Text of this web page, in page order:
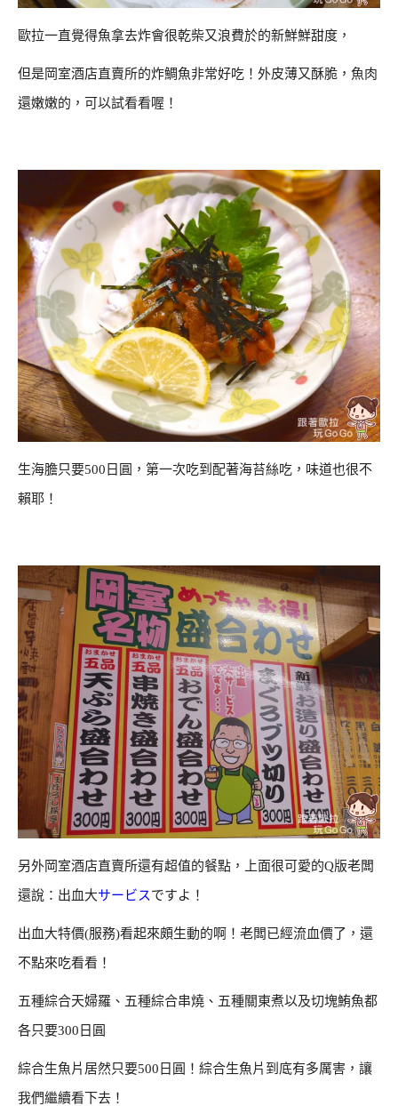
歐拉一直覺得魚拿去炸會很乾柴又浪費於的新鮮鮮甜度，
但是岡室酒店直賣所的炸鯛魚非常好吃！外皮薄又酥脆，魚肉
還嫩嫩的，可以試看看喔！
生海膽只要500日圓，第一次吃到配著海苔絲吃，味道也很不
賴耶！
另外岡室酒店直賣所還有超值的餐點，上面很可愛的Q版老闆
還說：出血大サービスですよ！
出血大特價(服務)看起來頗生動的啊！老闆已經流血價了，還
不點來吃看看！
五種綜合天婦羅、五種綜合串燒、五種關東煮以及切塊鮪魚都
各只要300日圓
綜合生魚片居然只要500日圓！綜合生魚片到底有多厲害，讓
我們繼續看下去！